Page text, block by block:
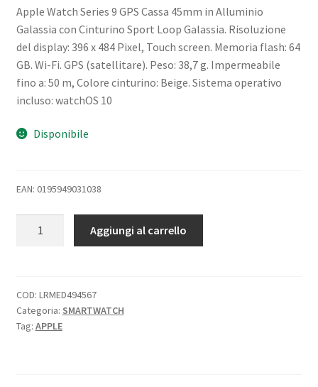
Apple Watch Series 9 GPS Cassa 45mm in Alluminio
Galassia con Cinturino Sport Loop Galassia. Risoluzione
del display: 396 x 484 Pixel, Touch screen. Memoria flash: 64
GB. Wi-Fi. GPS (satellitare). Peso: 38,7 g. Impermeabile
fino a: 50 m, Colore cinturino: Beige. Sistema operativo
incluso: watchOS 10
Disponibile
EAN: 0195949031038
GPS
45mm
ALUMINIUM
Aggiungi al carrello
COD: LRMED494567
Categoria: SMARTWATCH
Tag: APPLE